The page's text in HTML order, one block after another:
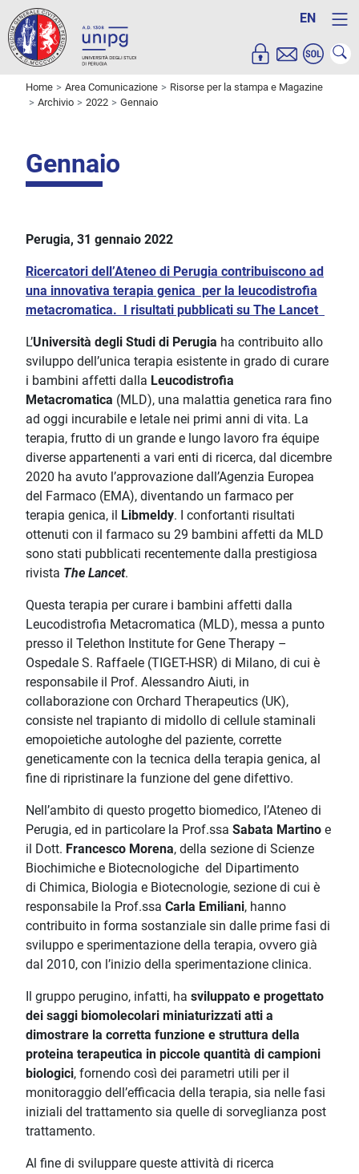
EN
Home Area Comunicazione
Risorse per la stampa e Magazine
Archivio
2022 Gennaio
Gennaio
Perugia, 31 gennaio 2022
Ricercatori dell’Ateneo di Perugia contribuiscono ad
una innovativa terapia genica per la leucodistrofia
metacromatica. I risultati pubblicati su The Lancet
L’Università degli Studi di Perugia ha contribuito allo
sviluppo dell’unica terapia esistente in grado di curare
i bambini affetti dalla Leucodistrofia
Metacromatica (MLD), una malattia genetica rara fino
ad oggi incurabile e letale nei primi anni di vita. La
terapia, frutto di un grande e lungo lavoro fra équipe
diverse appartenenti a vari enti di ricerca, dal dicembre
2020 ha avuto l’approvazione dall’Agenzia Europea
del Farmaco (EMA), diventando un farmaco per
terapia genica, il
Libmeldy. I confortanti risultati
ottenuti con il farmaco su 29 bambini affetti da MLD
sono stati pubblicati recentemente dalla prestigiosa
rivista The Lancet.
Questa terapia per curare i bambini affetti dalla
Leucodistrofia Metacromatica (MLD), messa a punto
presso il Telethon Institute for Gene Therapy –
Ospedale S. Raffaele (TIGET-HSR) di Milano, di cui è
responsabile il Prof. Alessandro Aiuti, in
collaborazione con Orchard Therapeutics (UK),
consiste nel trapianto di midollo di cellule staminali
emopoietiche autologhe del paziente, corrette
geneticamente con la tecnica della terapia genica, al
fine di ripristinare la funzione del gene difettivo.
Nell’ambito di questo progetto biomedico, l’Ateneo di
Perugia, ed in particolare la Prof.ssa Sabata Martino e
il Dott. Francesco Morena, della sezione di Scienze
Biochimiche e Biotecnologiche del Dipartimento
di Chimica, Biologia e Biotecnologie, sezione di cui è
responsabile la Prof.ssa Carla Emiliani, hanno
contribuito in forma sostanziale sin dalle prime fasi di
sviluppo e sperimentazione della terapia, ovvero già
dal 2010, con l’inizio della sperimentazione clinica.
Il gruppo perugino, infatti, ha sviluppato e progettato
dei saggi biomolecolari miniaturizzati atti a
dimostrare la corretta funzione e struttura della
proteina terapeutica in piccole quantità di campioni
biologici, fornendo così dei parametri utili per il
monitoraggio dell’efficacia della terapia, sia nelle fasi
iniziali del trattamento sia quelle di sorveglianza post
trattamento.
Al fine di sviluppare queste attività di ricerca